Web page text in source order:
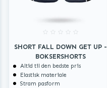
SHORT FALL DOWN GET UP -
BOKSERSHORTS
Altid til den bedste pris
Elastisk materiale
Stram pasform